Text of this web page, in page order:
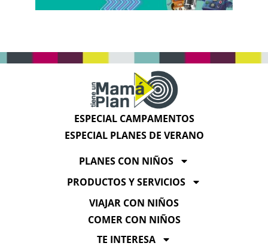
ESPECIAL CAMPAMENTOS
ESPECIAL PLANES DE VERANO
PLANES CON NIÑOS
PRODUCTOS Y SERVICIOS
VIAJAR CON NIÑOS
COMER CON NIÑOS
TE INTERESA